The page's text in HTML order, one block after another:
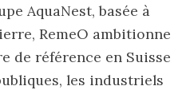
AquaNest, basée à
RemeO ambitionne
de référence en Suisse
les industriels